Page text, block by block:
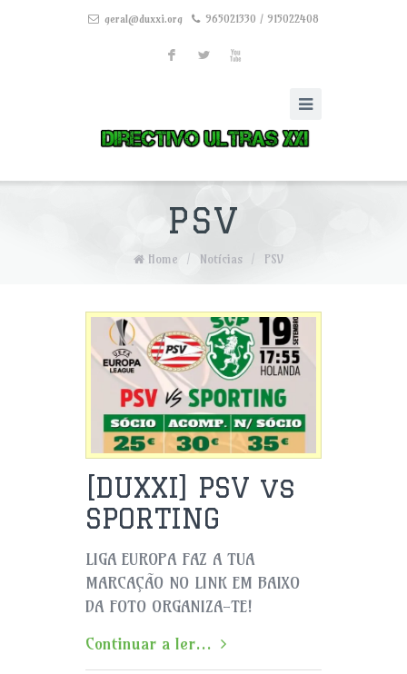
geral@duxxi.org 965021330 / 915022408
F L X
PSV
Home / Notícias / PSV
[DUXXI] PSV vs
SPORTING
LIGA EUROPA FAZ A TUA
MARCAÇÃO NO LINK EM BAIXO
DA FOTO ORGANIZA-TE!
Continuar a ler...